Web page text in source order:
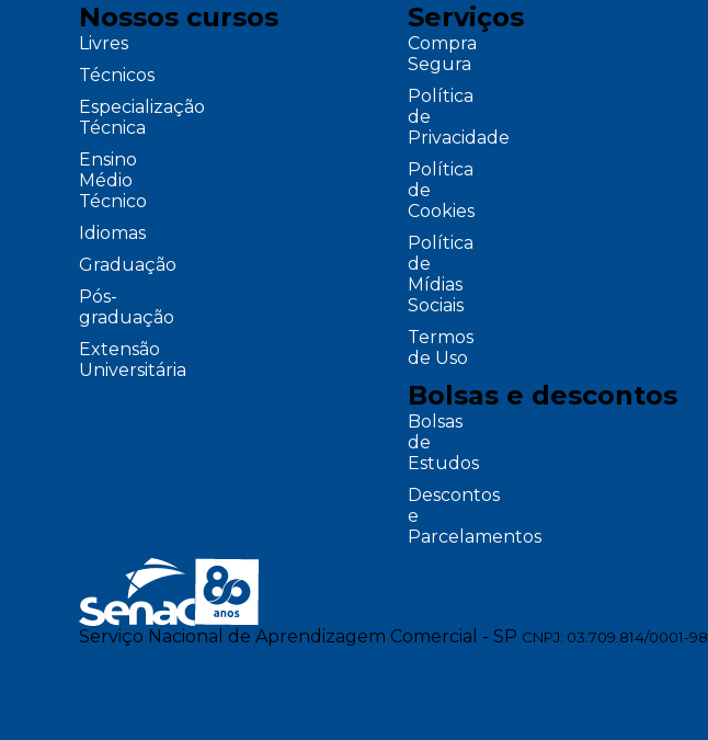
Nossos cursos
Livres
Técnicos
Especialização
Técnica
Ensino
Médio
Técnico
Idiomas
Graduação
Pós-
graduação
Extensão
Universitária
Serviços
Compra
Segura
Política
de
Privacidade
Política
de
Cookies
Política
de
Mídias
Sociais
Termos
de Uso
Bolsas e descontos
Bolsas
de
Estudos
Descontos
e
Parcelamentos
Serviço Nacional de Aprendizagem Comercial - SP CNPJ: 03.709.814/0001-98